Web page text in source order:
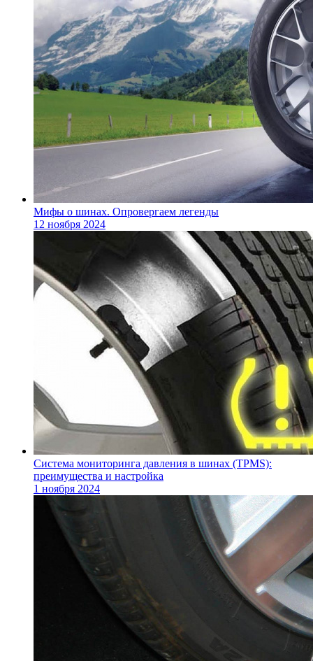
Мифы о шинах. Опровергаем легенды
12 ноября 2024
Система мониторинга давления в шинах (TPMS):
преимущества и настройка
1 ноября 2024